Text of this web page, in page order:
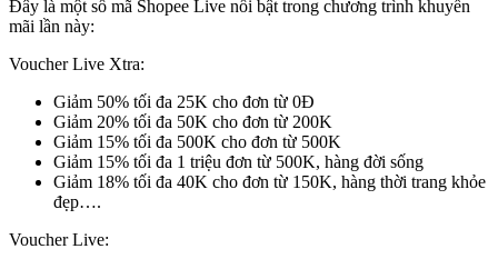
Đây là một số mã Shopee Live nổi bật trong chương trình khuyến
mãi lần này:
Voucher Live Xtra:
Giảm 50% tối đa 25K cho đơn từ 0Đ
Giảm 20% tối đa 50K cho đơn từ 200K
Giảm 15% tối đa 500K cho đơn từ 500K
Giảm 15% tối đa 1 triệu đơn từ 500K, hàng đời sống
Giảm 18% tối đa 40K cho đơn từ 150K, hàng thời trang khỏe
đẹp….
Voucher Live: